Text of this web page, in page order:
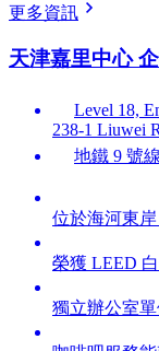
更多資訊
天津嘉里中心
Level 18,
238-1 Liuwei
地鐵 9 號
位於海河東
榮獲 LEED
獨立辦公室